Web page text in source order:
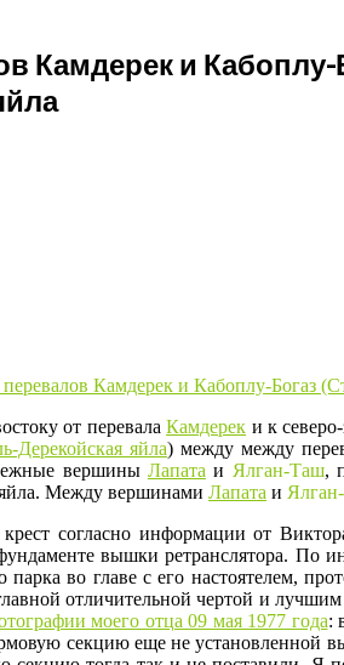
Камдерек и
от перевалаКамдерек и к
Дерекойская яйла) между между
вершины Лапата и Ялган-Таш,
Между вершинами Лапата и
согласно информации от
вышки ретранслятора. По
во главе с его настоятелем,
отличительной чертой и
моего отца 09 мая 1977 года:
секцию еще не установленной